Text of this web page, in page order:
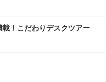
！こだわりデスクツアー